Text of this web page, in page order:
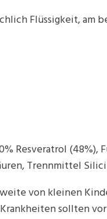
Flüssigkeit, am
Resveratrol
Trennmittel
von kleinen
sollten